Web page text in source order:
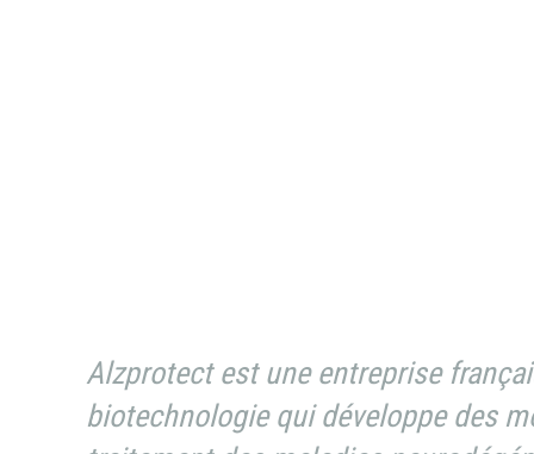
Alzprotect est une entreprise
biotechnologie qui développe des